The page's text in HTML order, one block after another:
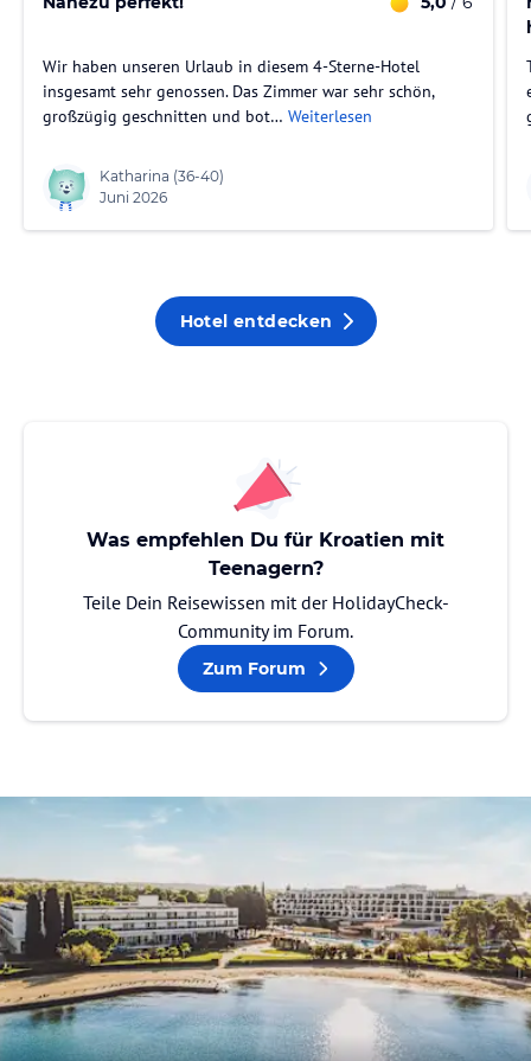
Wir haben unseren Urlaub in diesem 4-Sterne-Hotel
insgesamt sehr genossen. Das Zimmer war sehr schön,
großzügig geschnitten und bot… Weiterlesen
Katharina (36-40)
Juni 2026
Hotel entdecken
Was empfehlen Du für Kroatien mit
Teenagern?
Teile Dein Reisewissen mit der HolidayCheck-
Community im Forum.
Zum Forum